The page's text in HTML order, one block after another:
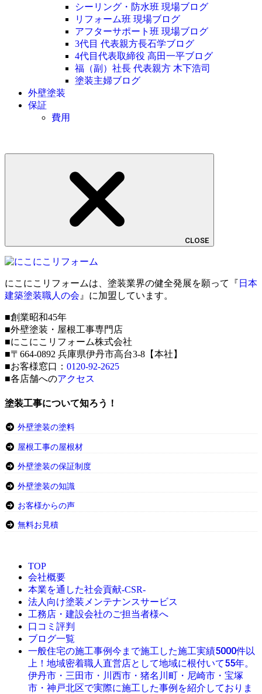
シーリング・防水班 現場ブログ
リフォーム班 現場ブログ
アフターサポート班 現場ブログ
3代目 代表親方長石学ブログ
4代目代表取締役 高田一平ブログ
福（副）社長 代表親方 木下浩司
塗装主婦ブログ
外壁塗装
保証
費用
CLOSE
にこにこリフォームは、塗装業界の健全発展を願って『 日本
建築塗装職人の会 』に加盟しています。
■創業昭和45年
■外壁塗装・屋根工事専門店
■にこにこリフォーム株式会社
■〒664-0892 兵庫県伊丹市高台3-8【本社】
■お客様窓口： 0120-92-2625
■各店舗へのアクセス
塗装工事について知ろう！
外壁塗装の塗料
屋根工事の屋根材
外壁塗装の保証制度
外壁塗装の知識
お客様からの声
無料お見積
TOP
会社概要
本業を通した社会貢献-CSR-
法人向け塗装メンテナンスサービス
工務店・建設会社のご担当者様へ
口コミ評判
ブログ一覧
一般住宅の施工事例今まで施工した施工実績5000件以
上！地域密着職人直営店として地域に根付いて55年。
伊丹市・三田市・川西市・猪名川町・尼崎市・宝塚
市・神戸北区で実際に施工した事例を紹介しておりま